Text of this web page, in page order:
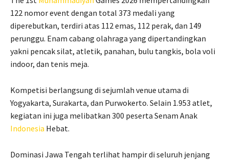
122 nomor event dengan total 373 medali yang
diperebutkan, terdiri atas 112 emas, 112 perak, dan 149
perunggu. Enam cabang olahraga yang dipertandingkan
yakni pencak silat, atletik, panahan, bulu tangkis, bola voli
indoor, dan tenis meja.
Kompetisi berlangsung di sejumlah venue utama di
Yogyakarta, Surakarta, dan Purwokerto. Selain 1.953 atlet,
kegiatan ini juga melibatkan 300 peserta Senam Anak
Indonesia Hebat.
Dominasi Jawa Tengah terlihat hampir di seluruh jenjang